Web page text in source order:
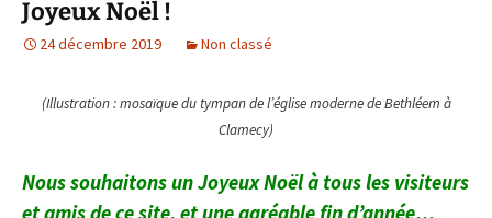
Joyeux Noël !
24 décembre 2019 Non classé
(Illustration : mosaïque du tympan de l’église moderne de Bethléem à
Clamecy)
Nous souhaitons un Joyeux Noël à tous les visiteurs